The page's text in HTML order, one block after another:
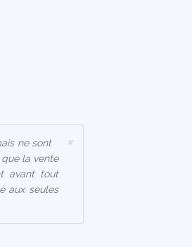
×
ne sont
la vente
avant tout
aux seules